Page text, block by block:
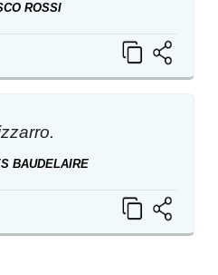
ROSSI
BAUDELAIRE